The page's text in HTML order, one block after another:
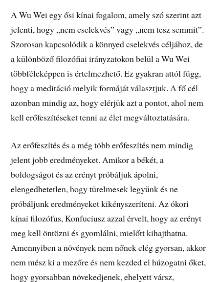
A Wu Wei egy ősi kínai fogalom, amely szó szerint azt
jelenti, hogy „nem cselekvés” vagy „nem tesz semmit”.
Szorosan kapcsolódik a könnyed cselekvés céljához, de
a különböző filozófiai irányzatokon belül a Wu Wei
többféleképpen is értelmezhető. Ez gyakran attól függ,
hogy a meditáció melyik formáját választjuk. A fő cél
azonban mindig az, hogy elérjük azt a pontot, ahol nem
kell erőfeszítéseket tenni az élet megváltoztatására.
Az erőfeszítés és a még több erőfeszítés nem mindig
jelent jobb eredményeket. Amikor a békét, a
boldogságot és az erényt próbáljuk ápolni,
elengedhetetlen, hogy türelmesek legyünk és ne
próbáljunk eredményeket kikényszeríteni. Az ókori
kínai filozófus, Konfuciusz azzal érvelt, hogy az erényt
meg kell öntözni és gyomlálni, mielőtt kihajthatna.
Amennyiben a növények nem nőnek elég gyorsan, akkor
nem mész ki a mezőre és nem kezded el húzogatni őket,
hogy gyorsabban növekedjenek, ehelyett vársz,